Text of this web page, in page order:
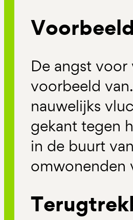
De angst
voorbeeld
nauwelijks
gekant tegen
in de buurt
omwonenden